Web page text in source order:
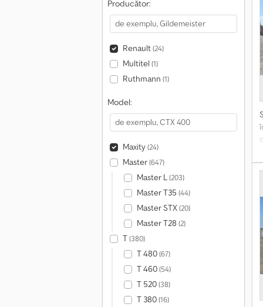
Producător:
Renault(24)
Multitel (1)
Ruthmann (1)
Model:
Maxity(24)
Master(647)
Master L(203)
Master T35 (44)
Master STX(20)
Master T28 (2)
T(380)
T 480(67)
T 460(54)
T 520(38)
T 380(16)